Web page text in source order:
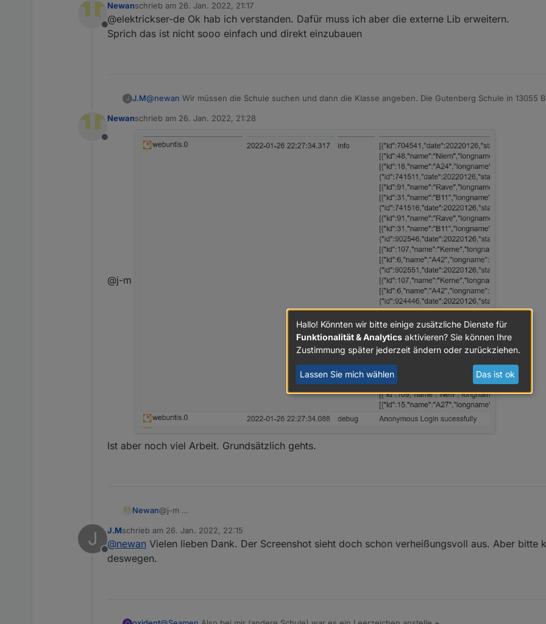
Gutenberg Schule in 13055 Berlin
Die Schule hat dennoch eine Base-URL und einen School-secret.
Offline
Newanschrieb am 26. Jan. 2022, 21:17
zuletzt editiert von
@elektrickser-de Ok hab ich verstanden. Dafür muss ich aber die externe Lib erweitern.
Sprich das ist nicht sooo einfach und direkt einzubauen
J J.M@newan Wir müssen die Schule suchen und dann die Klasse angeben. Die Gutenberg Schule in 13055
Offline
Newanschrieb am 26. Jan. 2022, 21:28
zuletzt editiert von
@j-m
Ist aber noch viel Arbeit. Grundsätzlich gehts.
Newan@j-m
J
Offline
J.Mschrieb am 26. Jan. 2022, 22:15
zuletzt editiert von
@newan Vielen lieben Dank. Der Screenshot sieht doch schon verheißungsvoll aus. Aber bitte
deswegen.
Hallo! Könnten wir bitte einige zusätzliche Dienste für
Funktionalität & Analytics aktivieren? Sie können Ihre
Zustimmung später jederzeit ändern oder zurückziehen.
Lassen Sie mich wählen Das ist ok